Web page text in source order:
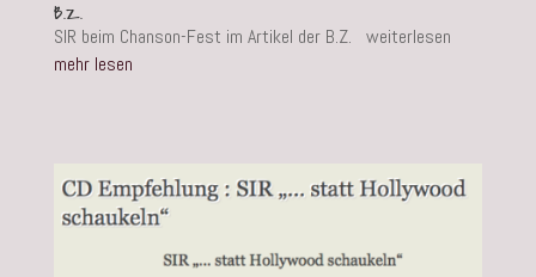
B.Z.
SIR beim Chanson-Fest im Artikel der B.Z. weiterlesen
mehr lesen